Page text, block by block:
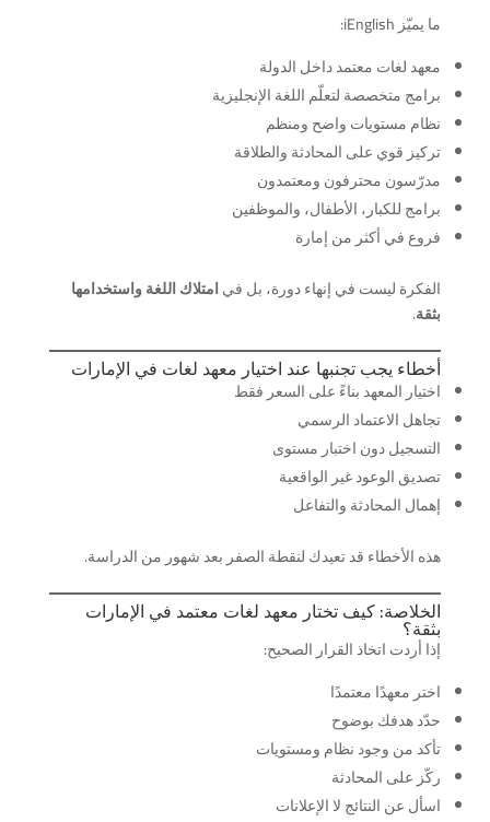
ما يميّز iEnglish:
معهد لغات معتمد داخل الدولة
برامج متخصصة لتعلّم اللغة الإنجليزية
نظام مستويات واضح ومنظم
تركيز قوي على المحادثة والطلاقة
مدرّسون محترفون ومعتمدون
برامج للكبار، الأطفال، والموظفين
فروع في أكثر من إمارة
الفكرة ليست في إنهاء دورة، بل فيامتلاك اللغة واستخدامها
بثقة.
أخطاء يجب تجنبها عند اختيار معهد لغات في الإمارات
اختيار المعهد بناءً على السعر فقط
تجاهل الاعتماد الرسمي
التسجيل دون اختبار مستوى
تصديق الوعود غير الواقعية
إهمال المحادثة والتفاعل
هذه الأخطاء قد تعيدك لنقطة الصفر بعد شهور من الدراسة.
الخلاصة: كيف تختار معهد لغات معتمد في الإمارات
بثقة؟
إذا أردت اتخاذ القرار الصحيح:
اختر معهدًا معتمدًا
حدّد هدفك بوضوح
تأكد من وجود نظام ومستويات
ركّز على المحادثة
اسأل عن النتائج لا الإعلانات